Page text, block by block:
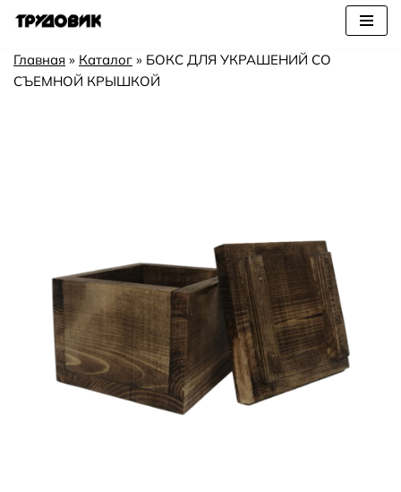
к
содержимому
Главная » Каталог » БОКС ДЛЯ УКРАШЕНИЙ СО
СЪЕМНОЙ КРЫШКОЙ